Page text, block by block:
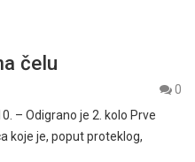
čelu
0
– Odigrano je 2. kolo Prve
koje je, poput proteklog,